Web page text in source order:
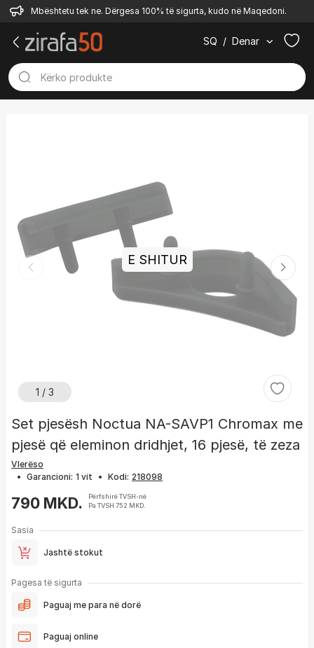
Mbështetu tek ne. Dërgesa 100% të sigurta, kudo në Maqedoni.
SQ / Denar
1 / 3
E SHITUR
Set pjesësh Noctua NA-SAVP1 Chromax me
pjesë që eleminon dridhjet, 16 pjesë, të zeza
Vlerëso
• Garancioni: 1 vit • Kodi:
790 MKD.
Përfshirë TVSH-në
Pa TVSH 752 MKD.
Sasia
Jashtë stokut
Pagesa të sigurta
Paguaj me para në dorë
Paguaj online